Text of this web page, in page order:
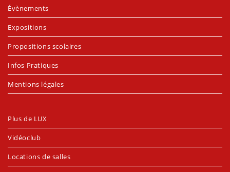
Évènements
Expositions
Propositions scolaires
Infos Pratiques
Mentions légales
Plus de LUX
Vidéoclub
Locations de salles